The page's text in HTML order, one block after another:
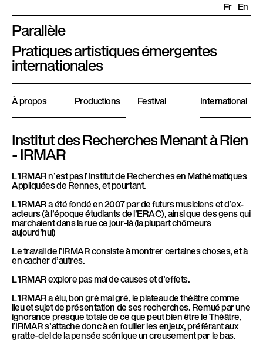
Parallèle
P
l
a
t
e
f
o
r
e
P
a
r
a
l
l
è
l
e
Pratiques artistiques émergentes
internationales
Fr En
À propos Productions Festival International
Institut des Recherches Menant à Rien
- IRMAR
L’IRMAR n’est pas l’Institut de Recherches en Mathématiques
Appliquées de Rennes, et pourtant.
L’IRMAR a été fondé en 2007 par de futurs musiciens et d’ex-
acteurs (à l’époque étudiants de l’ERAC), ainsi que des gens qui
marchaient dans la rue ce jour-là (la plupart chômeurs
aujourd’hui)
Le travail de l’IRMAR consiste à montrer certaines choses, et à
en cacher d’autres.
L’IRMAR explore pas mal de causes et d’effets.
L’IRMAR a élu, bon gré mal gré, le plateau de théâtre comme
lieu et sujet de présentation de ses recherches. Remué par une
ignorance presque totale de ce que peut bien être le Théâtre,
l’IRMAR s’attache donc à en fouiller les enjeux, préférant aux
gratte-ciel de la pensée scénique un creusement par le bas.